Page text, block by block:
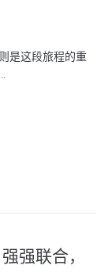
是这段旅程的重
强联合，